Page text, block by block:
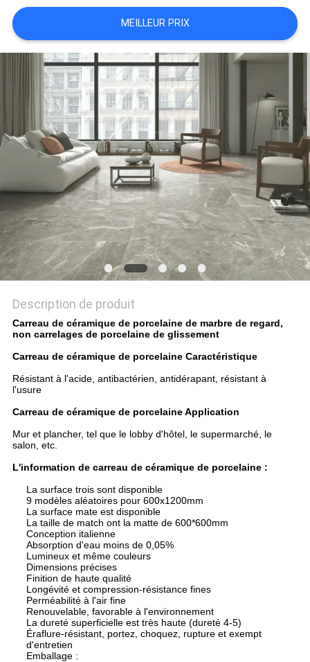
CONTACTER
DEMANDEZ
UN DEVIS
PLAN
DU
SITE
POLITIQUE
DE
CONFIDENTIALITÉ
MEILLEUR PRIX
Description de produit
Carreau de céramique de porcelaine de marbre de regard,
non carrelages de porcelaine de glissement
Carreau de céramique de porcelaine Caractéristique
Résistant à l'acide, antibactérien, antidérapant, résistant à
l'usure
Carreau de céramique de porcelaineApplication
Mur et plancher, tel que le lobby d'hôtel, le supermarché, le
salon, etc.
L'information de carreau de céramique de porcelaine :
La surface trois sont disponible
9 modèles aléatoires pour 600x1200mm
La surface mate est disponible
La taille de match ont la matte de 600*600mm
Conception italienne
Absorption d'eau moins de 0,05%
Lumineux et même couleurs
Dimensions précises
Finition de haute qualité
Longévité et compression-résistance fines
Perméabilité à l'air fine
Renouvelable, favorable à l'environnement
La dureté superficielle est très haute (dureté 4-5)
Éraflure-résistant, portez, choquez, rupture et exempt
d'entretien
Emballage :